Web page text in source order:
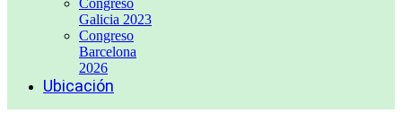
Congreso
Galicia 2023
Congreso
Barcelona
2026
Ubicación